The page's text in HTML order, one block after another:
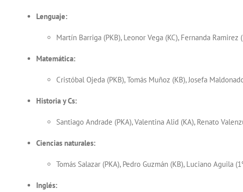
Lenguaje:
Martín Barriga (PKB), Leonor Vega (KC), Fernanda Ramirez
Matemática:
Cristóbal Ojeda (PKB), Tomás Muñoz (KB), Josefa
Historia y Cs:
Santiago Andrade (PKA), Valentina Alid (KA), Renato
Ciencias naturales:
Tomás Salazar (PKA), Pedro Guzmán (KB), Luciano Aguila
Inglés: